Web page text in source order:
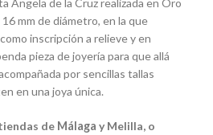
Angela de la Cruz realizada en Oro
mm de diámetro, en la que
inscripción a relieve y en
pieza de joyería para que allá
por sencillas tallas
en una joya única.
de Málaga y Melilla, o